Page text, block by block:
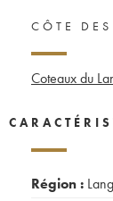
CÔTE
Coteaux du
Région :